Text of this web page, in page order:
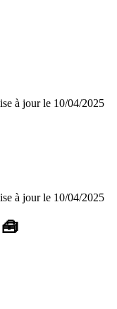
à jour le 10/04/2025
à jour le 10/04/2025